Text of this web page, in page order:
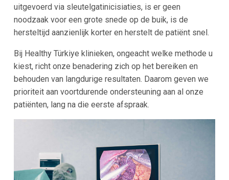
uitgevoerd via sleutelgatinicisiaties, is er geen
noodzaak voor een grote snede op de buik, is de
hersteltijd aanzienlijk korter en herstelt de patiënt snel.
Bij Healthy Türkiye klinieken, ongeacht welke methode u
kiest, richt onze benadering zich op het bereiken en
behouden van langdurige resultaten. Daarom geven we
prioriteit aan voortdurende ondersteuning aan al onze
patiënten, lang na die eerste afspraak.